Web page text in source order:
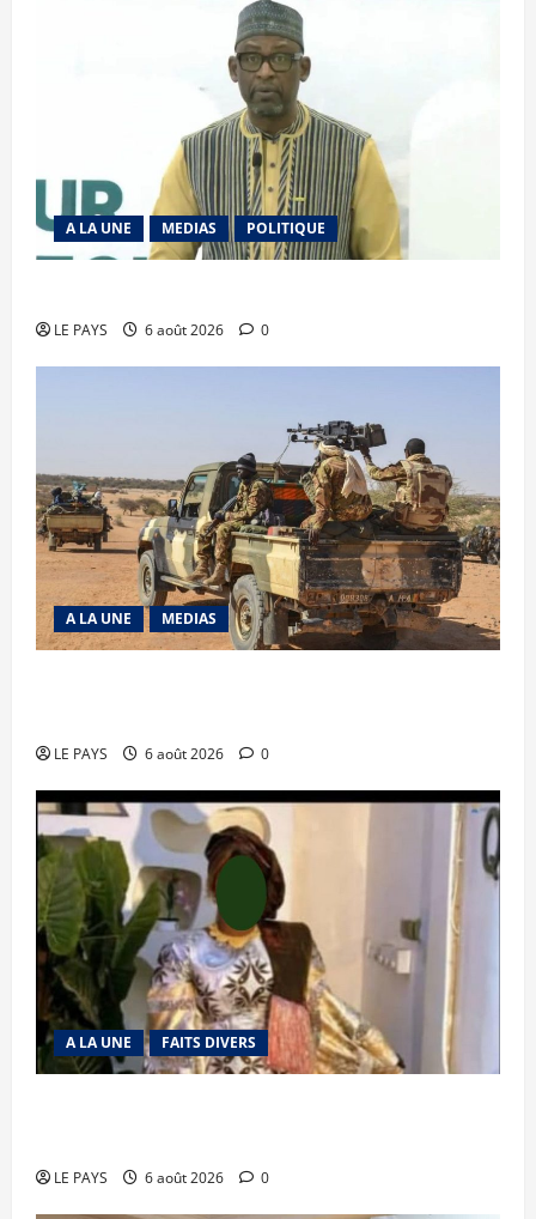
A LA UNE MEDIAS POLITIQUE
LE PAYS 6 août 2026 0
A LA UNE MEDIAS
LE PAYS 6 août 2026 0
A LA UNE FAITS DIVERS
LE PAYS 6 août 2026 0